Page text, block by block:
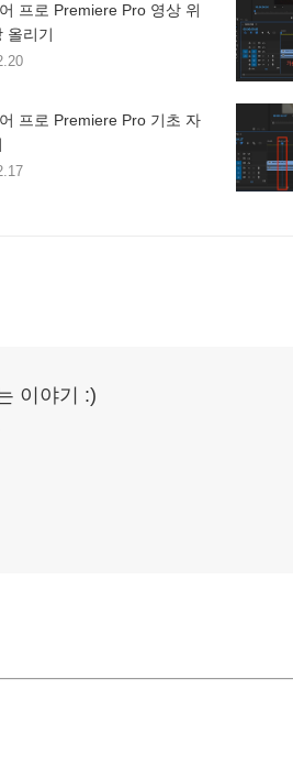
프로 Premiere Pro 영상 위
올리기
프로 Premiere Pro 기초 자
이야기 :)